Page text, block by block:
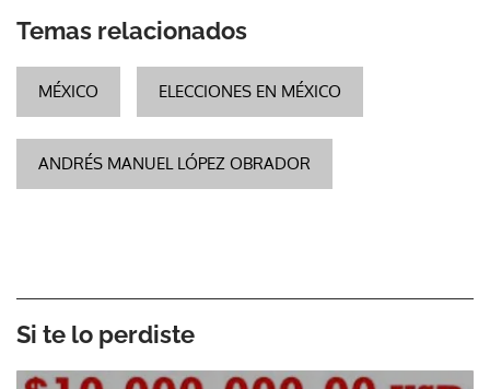
Temas relacionados
MÉXICO ELECCIONES EN MÉXICO
ANDRÉS MANUEL LÓPEZ OBRADOR
Si te lo perdiste